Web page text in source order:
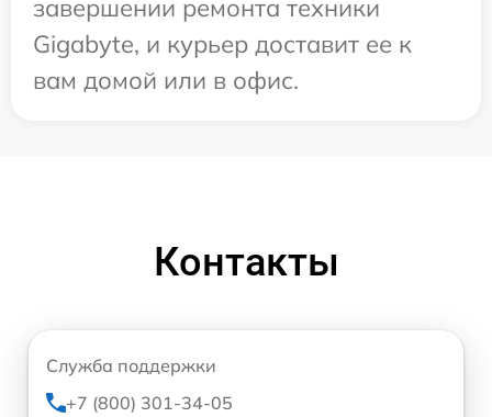
завершении ремонта техники
Gigabyte, и курьер доставит ее к
вам домой или в офис.
Контакты
Служба поддержки
+7 (800) 301-34-05